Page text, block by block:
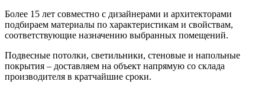
Более 15 лет совместно с дизайнерами и архитекторами
подбираем материалы по характеристикам и свойствам,
соответствующие назначению выбранных помещений.
Подвесные потолки, светильники, стеновые и напольные
покрытия – доставляем на объект напрямую со склада
производителя в кратчайшие сроки.